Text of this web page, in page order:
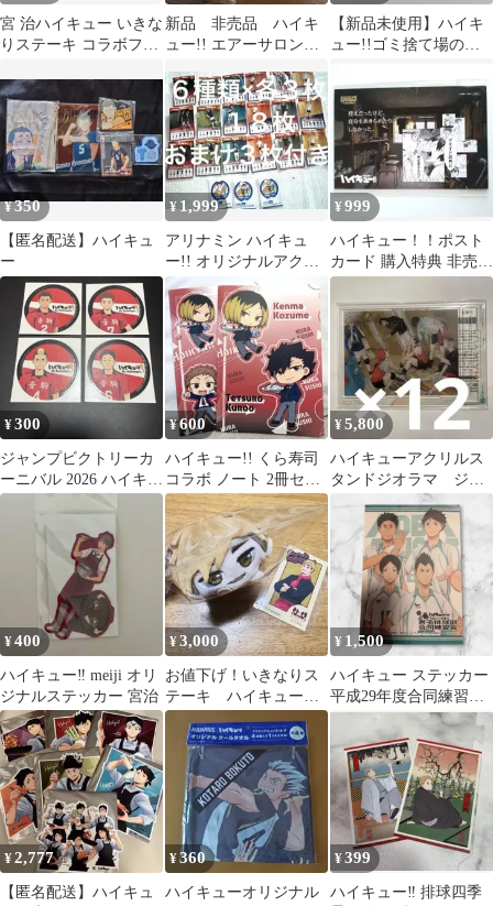
宮 治ハイキュー いきな
りステーキ コラボフー
弾
新品 非売品 ハイキ
ュー!! エアーサロンパ
個セット
【新品未使用】ハイキ
ュー!!ゴミ捨て場の決
ード 影山飛雄
¥350
【匿名配送】ハイキュ
ー
¥1,999
アリナミン ハイキュ
ー!! オリジナルアクリ
ルキーホルダー 、６種
類、各３個他
¥999
ハイキュー！！ポスト
カード 購入特典 非売品
月島蛍 山口忠
¥300
ジャンプビクトリーカ
ーニバル 2026 ハイキュ
ー‼︎ ノベルティ 3枚 音
¥600
ハイキュー!! くら寿司
コラボ ノート 2冊セッ
ト 音駒 研磨 黒尾 夜久
¥5,800
ハイキューアクリルス
タンドジオラマ ジャ
GIGA2024AUTUMN１
２個
¥400
ハイキュー‼︎ meiji オリ
ジナルステッカー 宮治
¥3,000
お値下げ！いきなりス
テーキ ハイキュー
いなりざきステーキ
宮侑 ふわころりん
¥ 1,500
ハイキュー ステッカー
平成29年度合同練習会
青葉城西【最終価格】
¥2,777
【匿名配送】ハイキュ
¥360
ハイキューオリジナル
¥399
ハイキュー‼︎ 排球四季